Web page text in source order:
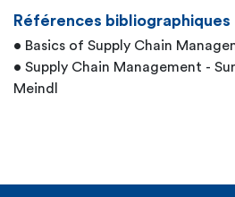
Références bibliographiques
• Basics of Supply Chain
• Supply Chain Management -
Meindl